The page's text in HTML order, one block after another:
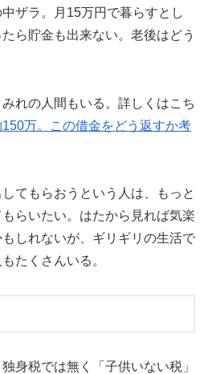
ザラ。月15万円で暮らすとし
ら貯金も出来ない。老後はどう
れの人間もいる。詳しくはこち
150万。この借金をどう返すか考
てもらおうという人は、もっと
らいたい。はたから見れば気楽
しれないが、ギリギリの生活で
たくさんいる。
身税では無く「子供いない税」